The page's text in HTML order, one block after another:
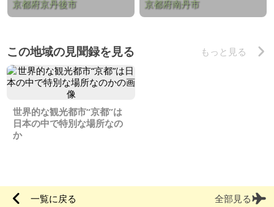
京都府京丹後市 京都府南丹市
この地域の見聞録を見る もっと見る
世界的な観光都市“京都”は
日本の中で特別な場所なの
か
一覧に戻る 全部見る